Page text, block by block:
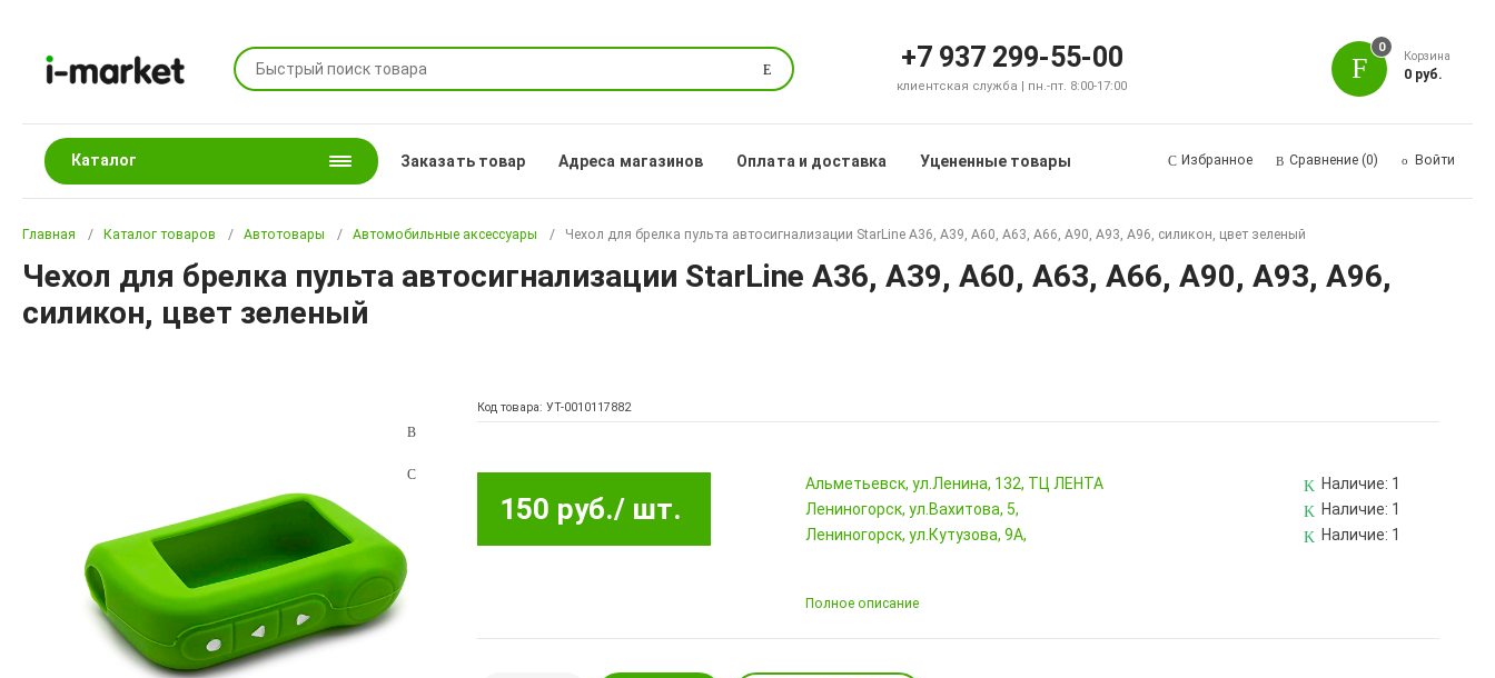
Поиск +7 937 299-55-00
клиентская служба | пн.-пт. 8:00-17:00
0
Корзина
0 руб.
Каталог Заказать товар Адреса магазинов Оплата и доставка Уцененные товары Избранное Сравнение (0) Войти
Главная Каталог товаров Автотовары Автомобильные аксессуары Чехол для брелка пульта автосигнализации StarLine A36, A39, A60, A63, A66, A90, A93, A96, силикон, цвет зеленый
Чехол для брелка пульта автосигнализации StarLine A36, A39, A60, A63, A66, A90, A93, A96,
силикон, цвет зеленый
Код товара: УТ-0010117882
150 руб./ шт.
Альметьевск, ул.Ленина, 132, ТЦ ЛЕНТА Наличие: 1
Лениногорск, ул.Вахитова, 5,
Наличие: 1
Лениногорск, ул.Кутузова, 9А,
Наличие: 1
Полное описание